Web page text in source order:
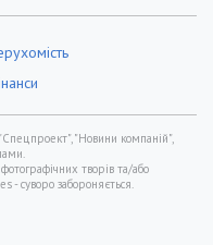
"Новини компаній",
творів та/або
- суворо забороняється.